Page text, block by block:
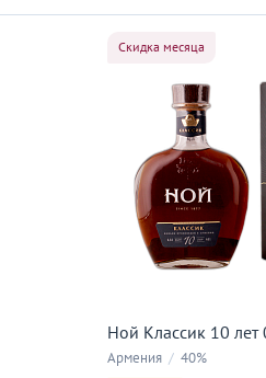
Скидка месяца
Ной Классик 10 лет
Армения / 40%